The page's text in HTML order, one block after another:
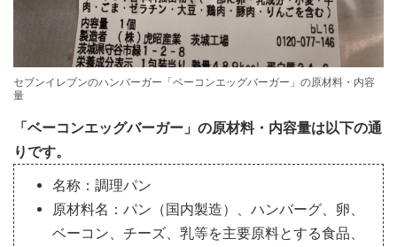
セブンイレブンのハンバーガー「ベーコンエッグバーガー」の原材料・内容
量
「ベーコンエッグバーガー」の原材料・内容量は以下の通
りです。
名称：調理パン
原材料名：パン（国内製造）、ハンバーグ、卵、
ベーコン、チーズ、乳等を主要原料とする食品、